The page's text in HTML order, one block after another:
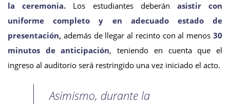
la ceremonia. Los estudiantes deberán asistir con
uniforme completo y en adecuado estado de
presentación, además de llegar al recinto con al menos 30
minutos de anticipación, teniendo en cuenta que el
ingreso al auditorio será restringido una vez iniciado el acto.
Asimismo, durante la